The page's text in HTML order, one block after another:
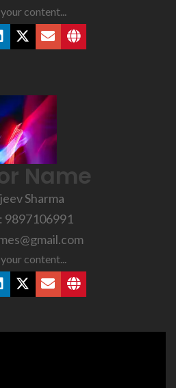
content...
Name
Sharma
9897106991
content...